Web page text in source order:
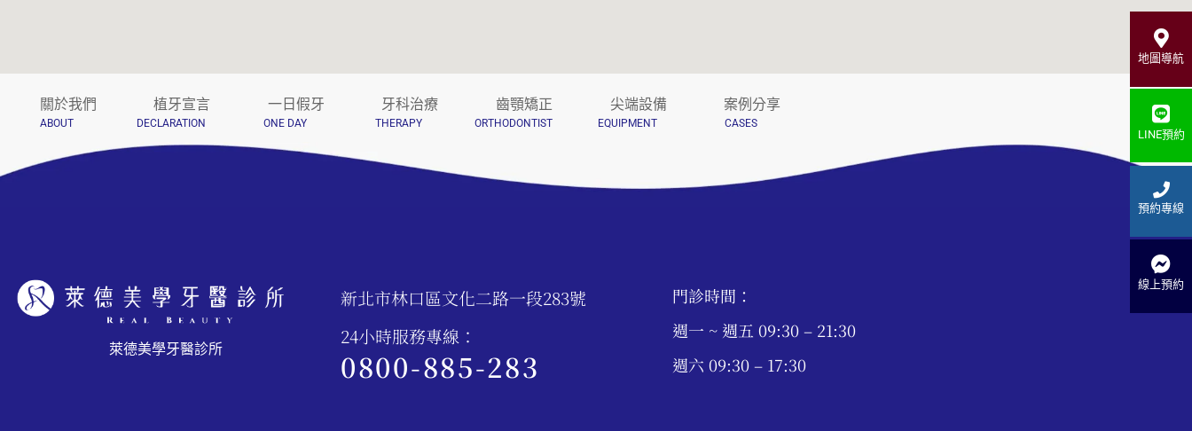
關於我們
ABOUT
植牙宣言
DECLARATION
一日假牙
ONE DAY
牙科治療
THERAPY
齒顎矯正
ORTHODONTIST
尖端設備
EQUIPMENT
案例分享
CASES
萊德美學牙醫診所
新北市林口區文化二路一段283號
24小時服務專線：
0800-885-283
門診時間：
週一 ~ 週五 09:30 – 21:30
週六 09:30 – 17:30
地圖導航
LINE預約
預約專線
線上預約